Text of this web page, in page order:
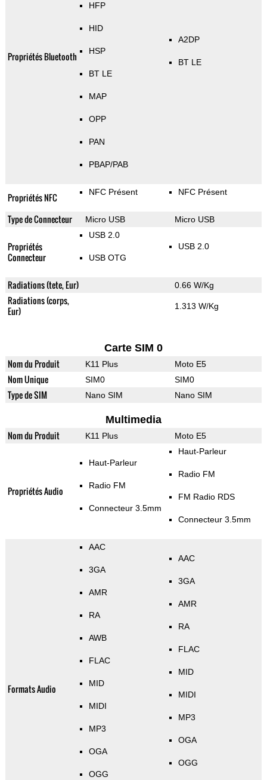
Propriétés Bluetooth
HFP
HID
HSP
BT LE
MAP
OPP
PAN
PBAP/PAB
A2DP
BT LE
Propriétés NFC NFC Présent NFC Présent
Type de Connecteur Micro USB Micro USB
Propriétés
Connecteur
USB 2.0
USB OTG
USB 2.0
Radiations (tete, Eur) 0.66 W/Kg
Radiations (corps,
Eur)
1.313 W/Kg
Carte SIM 0
Nom du Produit K11 Plus Moto E5
Nom Unique SIM0 SIM0
Type de SIM Nano SIM Nano SIM
Multimedia
Nom du Produit K11 Plus Moto E5
Propriétés Audio
Haut-Parleur
Radio FM
Connecteur 3.5mm
Haut-Parleur
Radio FM
FM Radio RDS
Connecteur 3.5mm
Formats Audio
AAC
3GA
AMR
RA
AWB
FLAC
MID
MIDI
MP3
OGA
OGG
AAC
3GA
AMR
RA
FLAC
MID
MIDI
MP3
OGA
OGG